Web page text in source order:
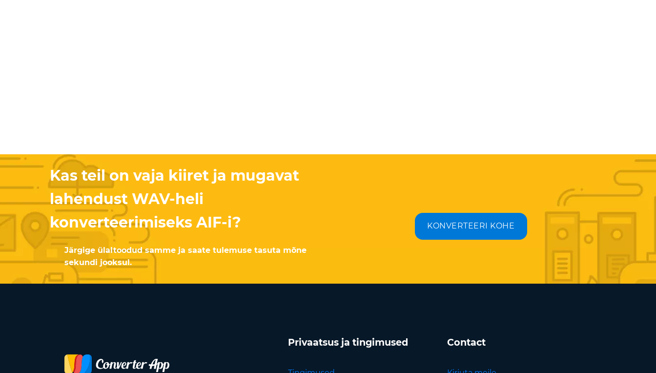
Kas teil on vaja kiiret ja mugavat
lahendust WAV-heli
konverteerimiseks AIF-i?
Järgige ülaltoodud samme ja saate tulemuse tasuta mõne
sekundi jooksul.
KONVERTEERI KOHE
Privaatsus ja tingimused Contact